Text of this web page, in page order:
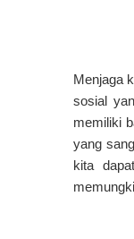
Menjaga
sosial
memiliki
yang
kita